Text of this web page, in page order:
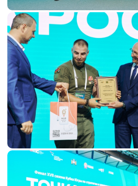
Каталог югорских франшиз
Инвестору
Самозанятому
Новости УФНС
Каталог грантов
Конкурсы для
предпринимателей
Сообщить о нарушении
АвтоУСН
Иностранным гражданам